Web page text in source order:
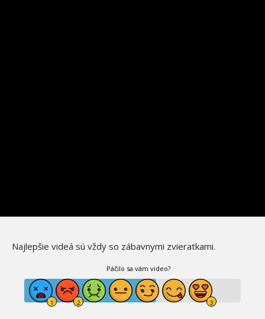
Najlepšie videá sú vždy so zábavnymi zvieratkami.
Páčilo sa vám video?